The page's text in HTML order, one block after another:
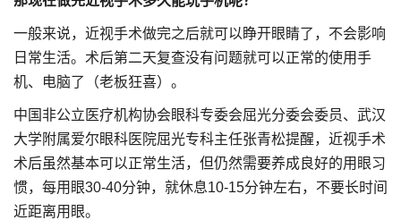
一般来说，近视手术做完之后就可以睁开眼睛了，不会影响
日常生活。术后第二天复查没有问题就可以正常的使用手
机、电脑了（老板狂喜）。
中国非公立医疗机构协会眼科专委会屈光分委会委员、武汉
大学附属爱尔眼科医院屈光专科主任张青松提醒，近视手术
术后虽然基本可以正常生活，但仍然需要养成良好的用眼习
惯，每用眼30-40分钟，就休息10-15分钟左右，不要长时间
近距离用眼。